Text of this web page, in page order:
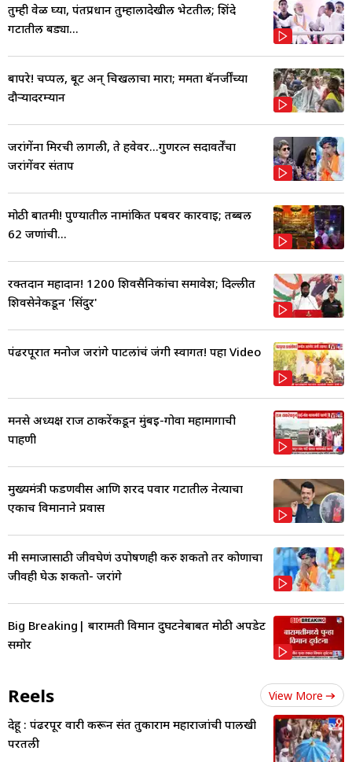
तुम्ही वेळ घ्या, पंतप्रधान तुम्हालादेखील भेटतील; शिंदे
गटातील बड्या...
बापरे! चप्पल, बूट अन् चिखलाचा मारा; ममता बॅनर्जींच्या
दौऱ्यादरम्यान
जरांगेंना मिरची लागली, ते हवेवर...गुणरत्न सदावर्तेंचा
जरांगेंवर संताप
मोठी बातमी! पुण्यातील नामांकित पबवर कारवाई; तब्बल
62 जणांची...
रक्तदान महादान! 1200 शिवसैनिकांचा समावेश; दिल्लीत
शिवसेनेकडून 'सिंदुर'
पंढरपूरात मनोज जरांगे पाटलांचं जंगी स्वागत! पहा Video
मनसे अध्यक्ष राज ठाकरेंकडून मुंबई-गोवा महामार्गाची
पाहणी
मुख्यमंत्री फडणवीस आणि शरद पवार गटातील नेत्याचा
एकाच विमानाने प्रवास
मी समाजासाठी जीवघेणं उपोषणही करु शकतो तर कोणाचा
जीवही घेऊ शकतो- जरांगे
Big Breaking| बारामती विमान दुर्घटनेबाबत मोठी अपडेट
समोर
Reels View More
देहू : पंढरपूर वारी करून संत तुकाराम महाराजांची पालखी
परतली